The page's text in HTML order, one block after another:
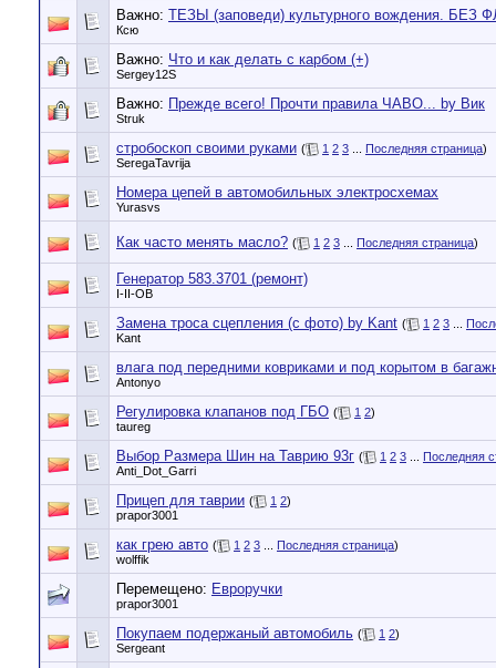
Важно: ТЕЗЫ (заповеди) культурного вождения. БЕЗ
Ксю
Важно: Что и как делать с карбом (+)
Sergey12S
Важно: Прежде всего! Прочти правила ЧАВО... by Вик
Struk
стробоскоп своими руками ( 1 2 3 Последняя страница)
SeregaTavrija
Номера цепей в автомобильных электросхемах
Yurasvs
Как часто менять масло? ( 1 2 3 Последняя страница)
Генератор 583.3701 (ремонт)
I-II-OB
Замена троса сцепления (с фото) by Kant ( 1 2 3
Kant
влага под передними ковриками и под корытом в
Antonyo
Регулировка клапанов под ГБО ( 1 2)
taureg
Выбор Размера Шин на Таврию 93г ( 1 2 3
Последняя
Anti_Dot_Garri
Прицеп для таврии ( 1 2)
prapor3001
как грею авто ( 1 2 3 Последняя страница)
wolffik
Перемещено: Евроручки
prapor3001
Покупаем подержаный автомобиль ( 1 2)
Sergeant